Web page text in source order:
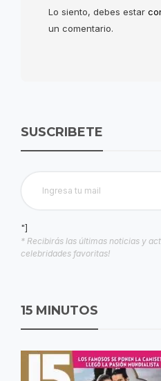
Lo siento, debes estar
un comentario.
SUSCRIBETE
"]
* Recibirás las últimas noticias y
celebridades favoritas!
15 MINUTOS